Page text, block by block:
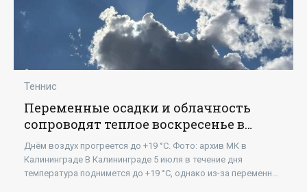
Теннис
Переменные осадки и облачность
сопроводят теплое воскресенье в
Калининграде - «Новости»
Днём воздух прогреется до +19 °C. Фото: архив МК в
Калининграде В Калининграде 5 июля в течение дня
температура поднимется до +19 °C, однако из-за переменной